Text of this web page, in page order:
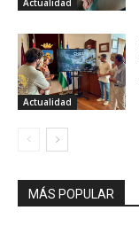
Actualidad
Actualidad
MÁS POPULAR